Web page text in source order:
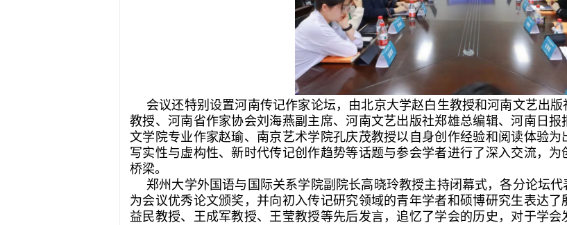
会议还特别设置河南传记作家论坛，由北京大学赵白生教授和河南文艺出
教授、河南省作家协会刘海燕副主席、河南文艺出版社郑雄总编辑、河南日
文学院专业作家赵瑜、南京艺术学院孔庆茂教授以自身创作经验和阅读体验为
写实性与虚构性、新时代传记创作趋势等话题与参会学者进行了深入交流，
桥梁。
郑州大学外国语与国际关系学院副院长高晓玲教授主持闭幕式，各分论坛
为会议优秀论文颁奖，并向初入传记研究领域的青年学者和硕博研究生表达
益民教授、王成军教授、王莹教授等先后发言，追忆了学会的历史，对于学